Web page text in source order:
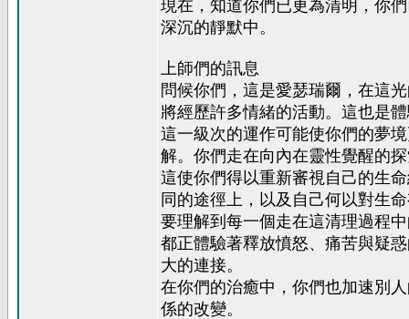
現在，知道你們已更為清明，你
深沉的靜默中。
上師們的訊息
問候你們，這是愛瑟瑞爾，在這
將經歷許多情緒的活動。這也是
這一級次的運作可能使你們的夢
解。你們走在向內在靈性覺醒的
這使你們得以重新審視自己的生
同的途徑上，以及自己何以對生
要理解到每一個走在這清理過程
都正體驗著釋放憤怒、痛苦與疑
大的連接。
在你們的治癒中，你們也加速別
係的改變。